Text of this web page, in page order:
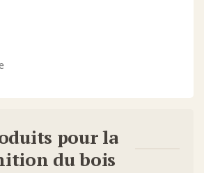
pour la
du bois